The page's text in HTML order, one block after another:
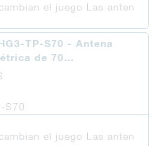
el juego Las antenas
TP-S70 - Antena
de 70…
S70
el juego Las antenas